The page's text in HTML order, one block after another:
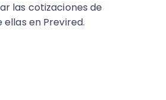
las cotizaciones de
ellas en Previred.